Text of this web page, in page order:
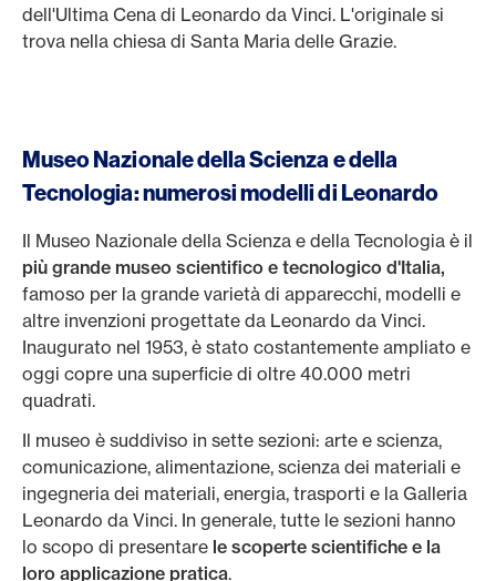
dell'Ultima Cena di Leonardo da Vinci. L'originale si
trova nella chiesa di Santa Maria delle Grazie.
Museo Nazionale della Scienza e della
Tecnologia: numerosi modelli di Leonardo
Il Museo Nazionale della Scienza e della Tecnologia è il
più grande museo scientifico e tecnologico d'Italia,
famoso per la grande varietà di apparecchi, modelli e
altre invenzioni progettate da Leonardo da Vinci.
Inaugurato nel 1953, è stato costantemente ampliato e
oggi copre una superficie di oltre 40.000 metri
quadrati.
Il museo è suddiviso in sette sezioni: arte e scienza,
comunicazione, alimentazione, scienza dei materiali e
ingegneria dei materiali, energia, trasporti e la Galleria
Leonardo da Vinci. In generale, tutte le sezioni hanno
lo scopo di presentare le scoperte scientifiche e la
loro applicazione pratica.